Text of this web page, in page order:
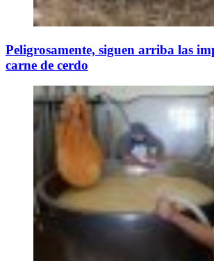
Peligrosamente, siguen arriba las
carne de cerdo